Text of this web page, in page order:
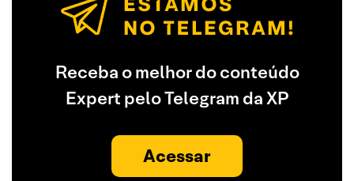
Receba o melhor do conteúdo
Expert pelo Telegram da XP
Acessar